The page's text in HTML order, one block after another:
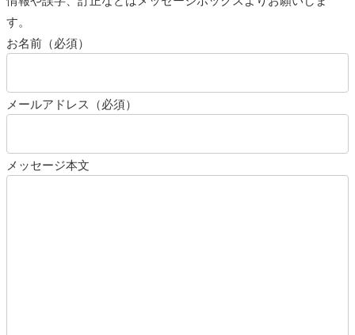
す。
お名前（必須）
メールアドレス（必須）
メッセージ本文